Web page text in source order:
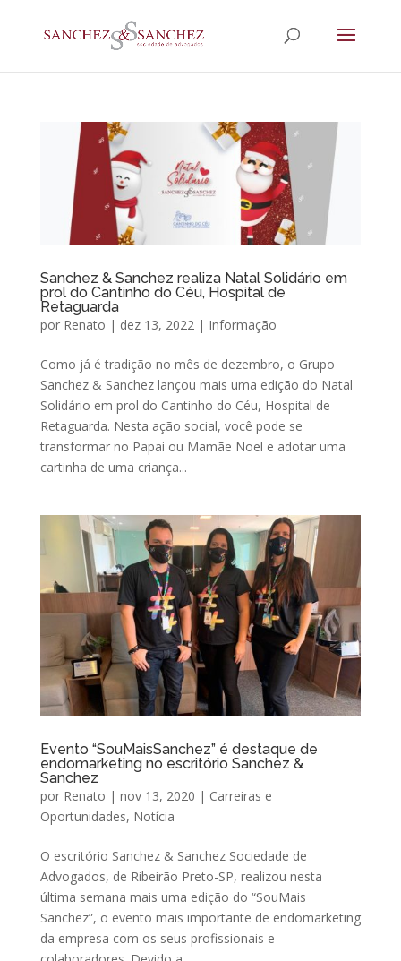
Sanchez & Sanchez realiza Natal Solidário em
prol do Cantinho do Céu, Hospital de
Retaguarda
por Renato | dez 13, 2022| Informação
Como já é tradição no mês de dezembro, o Grupo
Sanchez & Sanchez lançou mais uma edição do Natal
Solidário em prol do Cantinho do Céu, Hospital de
Retaguarda. Nesta ação social, você pode se
transformar no Papai ou Mamãe Noel e adotar uma
cartinha de uma criança...
Evento “SouMaisSanchez” é destaque de
endomarketing no escritório Sanchez &
Sanchez
por Renato | nov 13, 2020 | Carreiras e
Oportunidades, Notícia
O escritório Sanchez & Sanchez Sociedade de
Advogados, de Ribeirão Preto-SP, realizou nesta
última semana mais uma edição do “SouMais
Sanchez”, o evento mais importante de endomarketing
da empresa com os seus profissionais e